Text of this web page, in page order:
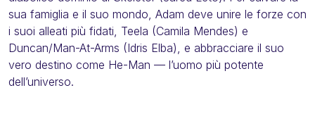
sua famiglia e il suo mondo, Adam deve unire le forze con
i suoi alleati più fidati, Teela (Camila Mendes) e
Duncan/Man-At-Arms (Idris Elba), e abbracciare il suo
vero destino come He-Man — l’uomo più potente
dell’universo.